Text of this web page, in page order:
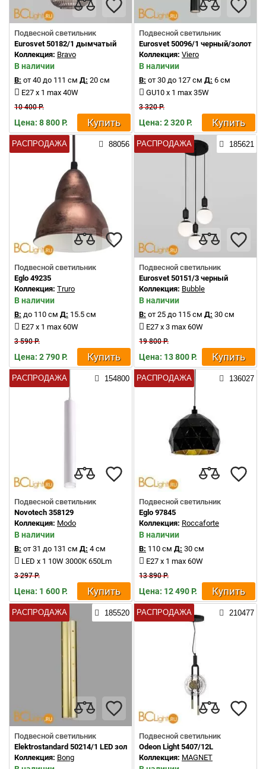
Подвесной светильник
Eurosvet 50182/1 дымчатый
Коллекция: Bravo
В наличии
В: от 40 до 111 см Д: 20 см
E27 x 1 max 40W
10 400 Р.
Цена: 8 800 Р. Купить
Подвесной светильник
Eurosvet 50096/1 черный/золото
Коллекция: Viero
В наличии
В: от 30 до 127 см Д: 6 см
GU10 x 1 max 35W
3 320 Р.
Цена: 2 320 Р. Купить
РАСПРОДАЖА 88056
Подвесной светильник
Eglo 49235
Коллекция: Truro
В наличии
В: до 110 см Д: 15.5 см
E27 x 1 max 60W
3 590 Р.
Цена: 2 790 Р. Купить
РАСПРОДАЖА 185621
Подвесной светильник
Eurosvet 50151/3 черный
Коллекция: Bubble
В наличии
В: от 25 до 115 см Д: 30 см
E27 x 3 max 60W
19 800 Р.
Цена: 13 800 Р. Купить
РАСПРОДАЖА 154800
Подвесной светильник
Novotech 358129
Коллекция: Modo
В наличии
В: от 31 до 131 см Д: 4 см
LED x 1 10W 3000K 650Lm
3 297 Р.
Цена: 1 600 Р. Купить
РАСПРОДАЖА 136027
Подвесной светильник
Eglo 97845
Коллекция: Roccaforte
В наличии
В: 110 см Д: 30 см
E27 x 1 max 60W
13 890 Р.
Цена: 12 490 Р. Купить
РАСПРОДАЖА 185520
Подвесной светильник
Elektrostandard 50214/1 LED золото a055667
Коллекция: Bong
РАСПРОДАЖА 210477
Подвесной светильник
Odeon Light 5407/12L
Коллекция: MAGNET